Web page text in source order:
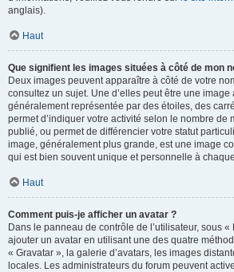
anglais).
Haut
Que signifient les images situées à côté de mon
Deux images peuvent apparaître à côté de votre
consultez un sujet. Une d’elles peut être une
généralement représentée par des étoiles, des
permet d’indiquer votre activité selon le nombre de
publié, ou permet de différencier votre statut
image, généralement plus grande, est une image
qui est bien souvent unique et personnelle à
Haut
Comment puis-je afficher un avatar ?
Dans le panneau de contrôle de l’utilisateur, sous
ajouter un avatar en utilisant une des quatre
« Gravatar », la galerie d’avatars, les images
locales. Les administrateurs du forum peuvent